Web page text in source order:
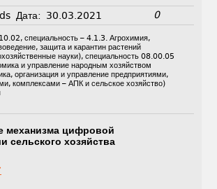
ds Дата: 30.03.2021 0
, специальность – 4.1.3. Агрохимия,
защита и карантин растений
науки), специальность 08.00.05
и управление народным хозяйством
организация и управление предприятиями,
комплексами – АПК и сельское хозяйство)
механизма цифровой
сельского хозяйства